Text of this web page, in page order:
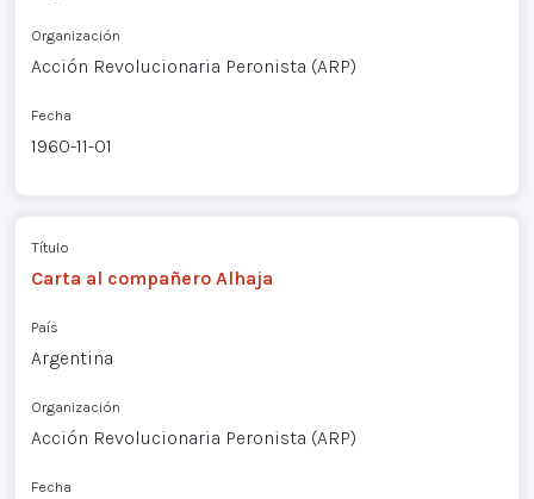
Organización
Acción Revolucionaria Peronista (ARP)
Fecha
1960-11-01
Título
Carta al compañero Alhaja
País
Argentina
Organización
Acción Revolucionaria Peronista (ARP)
Fecha